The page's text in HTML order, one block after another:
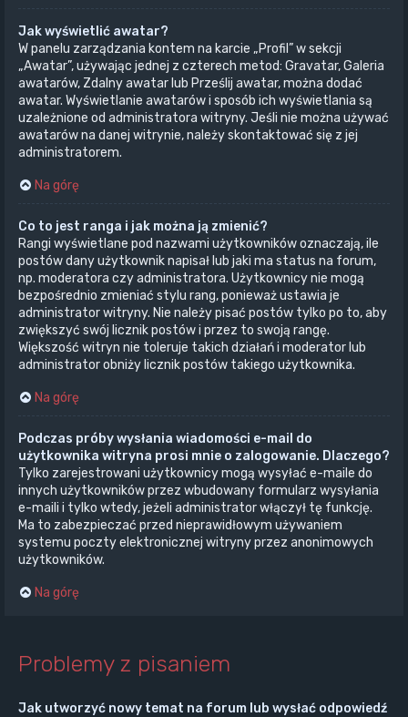
Jak wyświetlić awatar?
W panelu zarządzania kontem na karcie „Profil” w sekcji
„Awatar”, używając jednej z czterech metod: Gravatar, Galeria
awatarów, Zdalny awatar lub Prześlij awatar, można dodać
awatar. Wyświetlanie awatarów i sposób ich wyświetlania są
uzależnione od administratora witryny. Jeśli nie można używać
awatarów na danej witrynie, należy skontaktować się z jej
administratorem.
Na górę
Co to jest ranga i jak można ją zmienić?
Rangi wyświetlane pod nazwami użytkowników oznaczają, ile
postów dany użytkownik napisał lub jaki ma status na forum,
np. moderatora czy administratora. Użytkownicy nie mogą
bezpośrednio zmieniać stylu rang, ponieważ ustawia je
administrator witryny. Nie należy pisać postów tylko po to, aby
zwiększyć swój licznik postów i przez to swoją rangę.
Większość witryn nie toleruje takich działań i moderator lub
administrator obniży licznik postów takiego użytkownika.
Na górę
Podczas próby wysłania wiadomości e-mail do
użytkownika witryna prosi mnie o zalogowanie. Dlaczego?
Tylko zarejestrowani użytkownicy mogą wysyłać e-maile do
innych użytkowników przez wbudowany formularz wysyłania
e-maili i tylko wtedy, jeżeli administrator włączył tę funkcję.
Ma to zabezpieczać przed nieprawidłowym używaniem
systemu poczty elektronicznej witryny przez anonimowych
użytkowników.
Na górę
Problemy z pisaniem
Jak utworzyć nowy temat na forum lub wysłać odpowiedź